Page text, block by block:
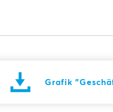
Grafik